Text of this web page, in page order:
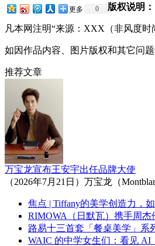
更多 0 版权说明：
凡本网注明“来源：XXX（非风度
如因作品内容、图片版权和其它问
推荐文章
万宝龙宣布王安宇出任品牌大使
（2026年7月21日）万宝龙（
焦点 | Tiffany的美学创造力，
RIMOWA（日默瓦）携手周
路易十三首套「餐桌美学」系
WAIC 的中学女生们：看见 AI